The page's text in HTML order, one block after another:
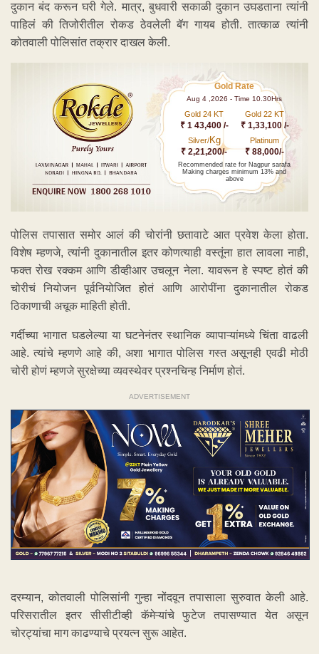
दुकान बंद करून घरी गेले. मात्र, बुधवारी सकाळी दुकान उघडताना त्यांनी
पाहिलं की तिजोरीतील रोकड ठेवलेली बॅग गायब होती. तात्काळ त्यांनी
कोतवाली पोलिसांत तक्रार दाखल केली.
Gold Rate
Aug 4 ,2026 - Time 10.30Hrs
Gold 24 KT
₹ 1 43,400 /-
Gold 22 KT
₹ 1,33,100 /-
Silver/Kg
₹ 2,21,200/-
Platinum
₹ 88,000/-
Recommended rate for Nagpur sarafa
Making charges minimum 13% and
above
पोलिस तपासात समोर आलं की चोरांनी छतावाटे आत प्रवेश केला होता.
विशेष म्हणजे, त्यांनी दुकानातील इतर कोणत्याही वस्तूंना हात लावला नाही,
फक्त रोख रक्कम आणि डीव्हीआर उचलून नेला. यावरून हे स्पष्ट होतं की
चोरीचं नियोजन पूर्वनियोजित होतं आणि आरोपींना दुकानातील रोकड
ठिकाणाची अचूक माहिती होती.
गर्दीच्या भागात घडलेल्या या घटनेनंतर स्थानिक व्यापाऱ्यांमध्ये चिंता वाढली
आहे. त्यांचे म्हणणे आहे की, अशा भागात पोलिस गस्त असूनही एवढी मोठी
चोरी होणं म्हणजे सुरक्षेच्या व्यवस्थेवर प्रश्नचिन्ह निर्माण होतं.
ADVERTISEMENT
दरम्यान, कोतवाली पोलिसांनी गुन्हा नोंदवून तपासाला सुरुवात केली आहे.
परिसरातील इतर सीसीटीव्ही कॅमेऱ्यांचे फुटेज तपासण्यात येत असून
चोरट्यांचा माग काढण्याचे प्रयत्न सुरू आहेत.